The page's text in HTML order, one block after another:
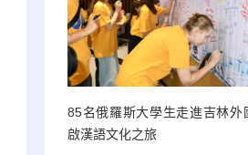
85名俄羅斯大學生走進吉林外
啟漢語文化之旅